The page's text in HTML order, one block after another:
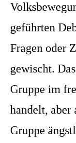
geführten
Fragen oder
gewischt.
Gruppe im
handelt, aber
Gruppe